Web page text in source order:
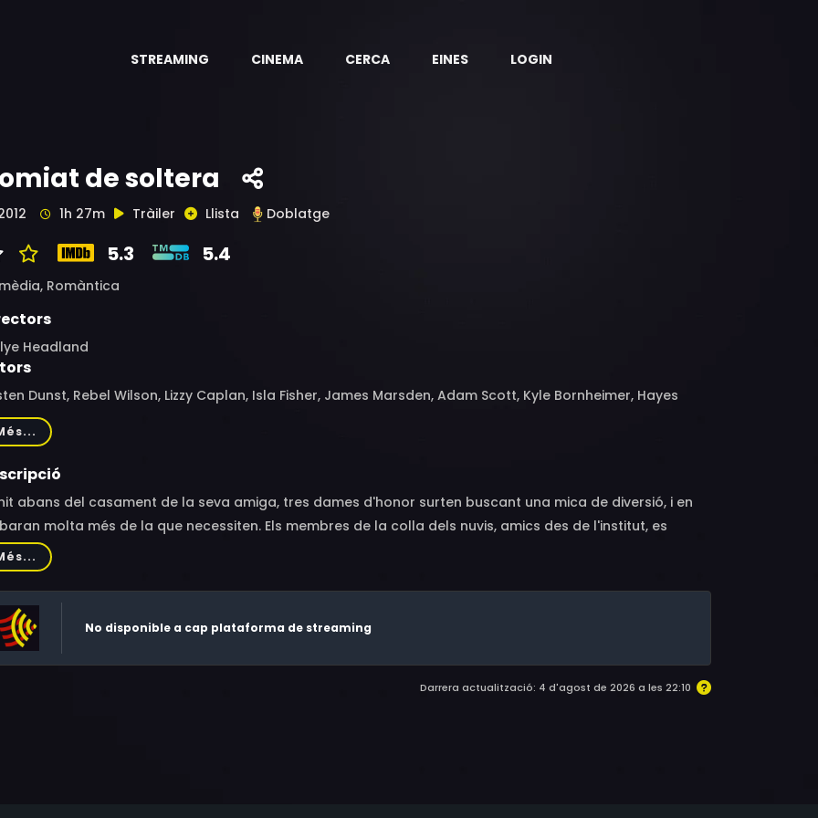
STREAMING CINEMA CERCA EINES LOGIN
de soltera
1h 27m Tràiler Llista Doblatge
5.3 5.4
Romàntica
Headland
Dunst, Rebel Wilson, Lizzy Caplan, Isla Fisher, James Marsden, Adam Scott, Kyle Bornheimer, Hayes
Ann Dowd, Andrew Rannells, Sue Jean Kim, Ella Rae Peck, Shauna Miles, Arden Myrin, Candy
Horatio Sanz, June Diane Raphael, Paul Corning Jr., Anna Rose Hopkins, Megan Neuringer, Leslie
Jenn Schatz, Beth Hoyt, Melissa Stephens, Chris Cardona, Erik Parian
abans del casament de la seva amiga, tres dames d'honor surten buscant una mica de diversió, i en
molta més de la que necessiten. Els membres de la colla dels nuvis, amics des de l'institut, es
per a una última festa de solters a Nova York. Però quan la núvia insisteix que sigui una festa light,
noies es munten la seva pròpia. Les coses es posen salvatges ben aviat...
No disponible a cap plataforma de streaming
Darrera actualització: 4 d'agost de 2026 a les 22:10